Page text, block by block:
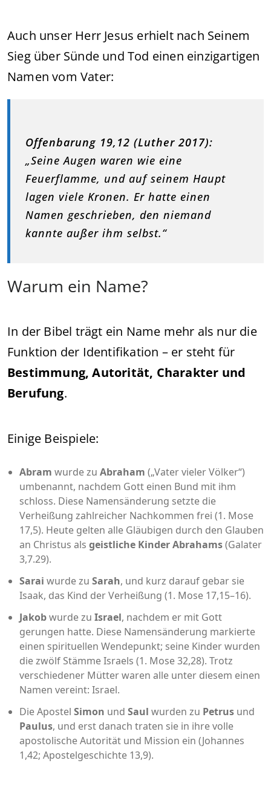
Auch unser Herr Jesus erhielt nach Seinem
Sieg über Sünde und Tod einen einzigartigen
Namen vom Vater:
Offenbarung 19,12 (Luther 2017):
„Seine Augen waren wie eine
Feuerflamme, und auf seinem Haupt
lagen viele Kronen. Er hatte einen
Namen geschrieben, den niemand
kannte außer ihm selbst.“
Warum ein Name?
In der Bibel trägt ein Name mehr als nur die
Funktion der Identifikation – er steht für
Bestimmung, Autorität, Charakter und
Berufung.
Einige Beispiele:
Abram wurde zu Abraham („Vater vieler Völker“)
umbenannt, nachdem Gott einen Bund mit ihm
schloss. Diese Namensänderung setzte die
Verheißung zahlreicher Nachkommen frei (1. Mose
17,5). Heute gelten alle Gläubigen durch den Glauben
an Christus als geistliche Kinder Abrahams(Galater
3,7.29).
Sarai wurde zu Sarah, und kurz darauf gebar sie
Isaak, das Kind der Verheißung (1. Mose 17,15–16).
Jakobwurde zu Israel, nachdem er mit Gott
gerungen hatte. Diese Namensänderung markierte
einen spirituellen Wendepunkt; seine Kinder wurden
die zwölf Stämme Israels (1. Mose 32,28). Trotz
verschiedener Mütter waren alle unter diesem einen
Namen vereint: Israel.
Die Apostel Simon und Saul wurden zu Petrus und
Paulus, und erst danach traten sie in ihre volle
apostolische Autorität und Mission ein (Johannes
1,42; Apostelgeschichte 13,9).